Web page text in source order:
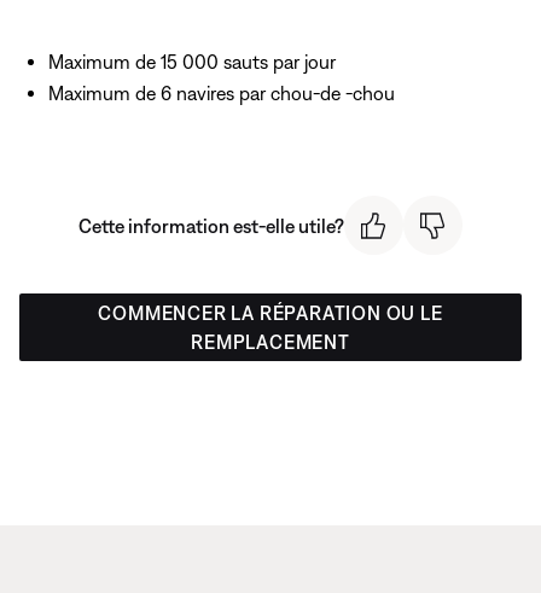
Maximum de 15 000 sauts par jour
Maximum de 6 navires par chou-de -chou
Cette information est-elle utile?
COMMENCER LA RÉPARATION OU LE
REMPLACEMENT